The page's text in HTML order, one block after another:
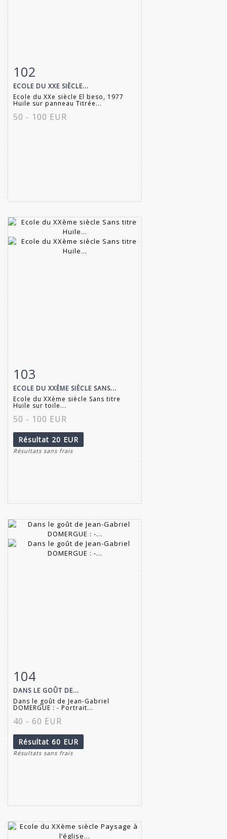
Fiche détaillée
102
ECOLE DU XXE SIÈCLE...
Ecole du XXe siècle El beso, 1977
Huile sur panneau Titrée...
50 - 100 EUR
Fiche détaillée
103
ECOLE DU XXÈME SIÈCLE SANS...
Ecole du XXème siècle Sans titre
Huile sur toile...
50 - 100 EUR
Résultat 20 EUR
Résultats sans frais
Fiche détaillée
104
DANS LE GOÛT DE...
Dans le goût de Jean-Gabriel
DOMERGUE : - Portrait...
40 - 60 EUR
Résultat 60 EUR
Résultats sans frais